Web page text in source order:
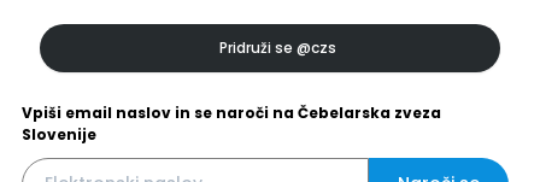
Pridruži se @czs
Vpiši email naslov in se naroči na Čebelarska zveza
Slovenije